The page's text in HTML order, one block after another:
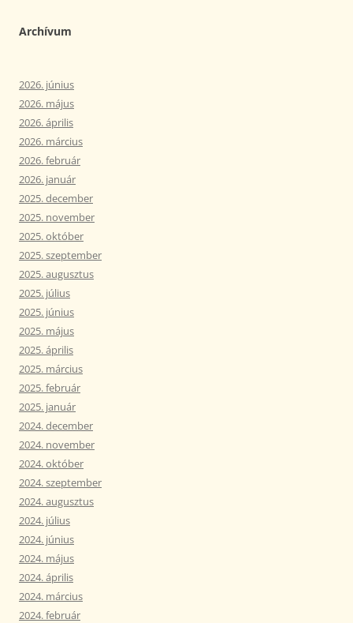
Archívum
2026. június
2026. május
2026. április
2026. március
2026. február
2026. január
2025. december
2025. november
2025. október
2025. szeptember
2025. augusztus
2025. július
2025. június
2025. május
2025. április
2025. március
2025. február
2025. január
2024. december
2024. november
2024. október
2024. szeptember
2024. augusztus
2024. július
2024. június
2024. május
2024. április
2024. március
2024. február